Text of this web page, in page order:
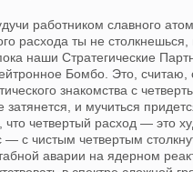
работником славного
расхода ты не
наши Стратегические
Бомбо. Это,
знакомства с
затянется, и мучиться
что четвертый расход — это
с чистым четвертым
аварии на ядерном